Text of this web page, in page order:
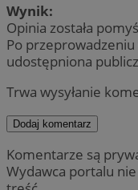
Wynik:
Opinia została
Po
udostępniona
Trwa wysyłanie
Dodaj komentarz
Komentarze są
Wydawca portalu